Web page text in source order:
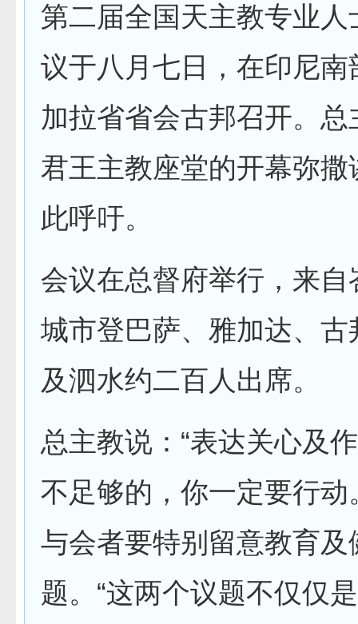
第二届全国天主教专业人
议于八月七日，在印尼南
加拉省省会古邦召开。总
君王主教座堂的开幕弥撒
此呼吁。
会议在总督府举行，来自
城市登巴萨、雅加达、古
及泗水约二百人出席。
总主教说：“表达关心及
不足够的，你一定要行动
与会者要特别留意教育及
题。“这两个议题不仅仅